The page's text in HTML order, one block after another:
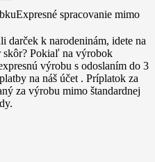
Expresné spracovanie mimo
darček k narodeninám, idete na
skôr? Pokiaľ na výrobok
výrobu s odoslaním do 3
na náš účet . Príplatok za
za výrobu mimo štandardnej